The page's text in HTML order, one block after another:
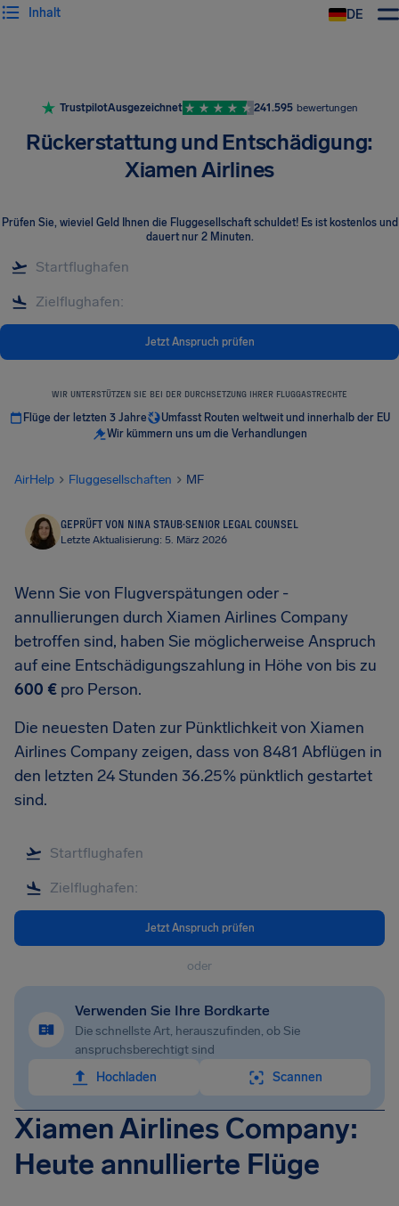
DE
Inhalt
TrustpilotAusgezeichnet 241.595 bewertungen
Rückerstattung und Entschädigung:
Xiamen Airlines
Prüfen Sie, wieviel Geld Ihnen die Fluggesellschaft schuldet! Es ist kostenlos und
dauert nur 2 Minuten.
Jetzt Anspruch prüfen
WIR UNTERSTÜTZEN SIE BEI DER DURCHSETZUNG IHRER FLUGGASTRECHTE
Flüge der letzten 3 Jahre
Umfasst Routen weltweit und innerhalb der EU
Wir kümmern uns um die Verhandlungen
AirHelp Fluggesellschaften MF
GEPRÜFT VON NINA STAUB·SENIOR LEGAL COUNSEL
Letzte Aktualisierung: 5. März 2026
Wenn Sie von Flugverspätungen oder -
annullierungen durch Xiamen Airlines Company
betroffen sind, haben Sie möglicherweise Anspruch
auf eine Entschädigungszahlung in Höhe von bis zu
600 € pro Person.
Die neuesten Daten zur Pünktlichkeit von Xiamen
Airlines Company zeigen, dass von 8481 Abflügen in
den letzten 24 Stunden 36.25% pünktlich gestartet
sind.
Jetzt Anspruch prüfen
oder
Verwenden Sie Ihre Bordkarte
Die schnellste Art, herauszufinden, ob Sie
anspruchsberechtigt sind
Hochladen
Scannen
Xiamen Airlines Company:
Heute annullierte Flüge